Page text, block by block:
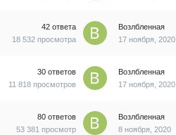
42 ответа
18 532 просмотра
Возлбленная
17 ноября, 2020
30 ответов
11 818 просмотров
Возлбленная
17 ноября, 2020
80 ответов
53 381 просмотр
Возлбленная
8 ноября, 2020